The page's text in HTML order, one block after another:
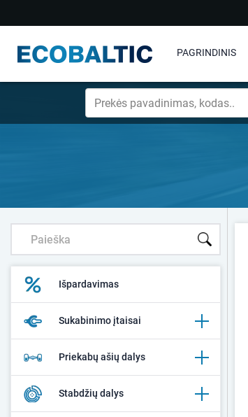
PAGRINDINIS
Išpardavimas
Sukabinimo įtaisai
Priekabų ašių dalys
Stabdžių dalys